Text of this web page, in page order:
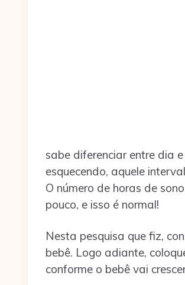
sabe diferenciar entre dia
esquecendo, aquele
O número de horas de
pouco, e isso é normal!
Nesta pesquisa que fiz,
bebê. Logo adiante,
conforme o bebê vai